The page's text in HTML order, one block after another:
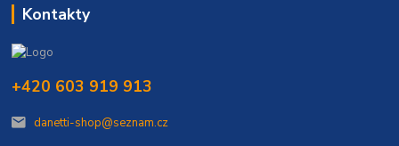
Kontakty
+420 603 919 913
danetti-shop@seznam.cz